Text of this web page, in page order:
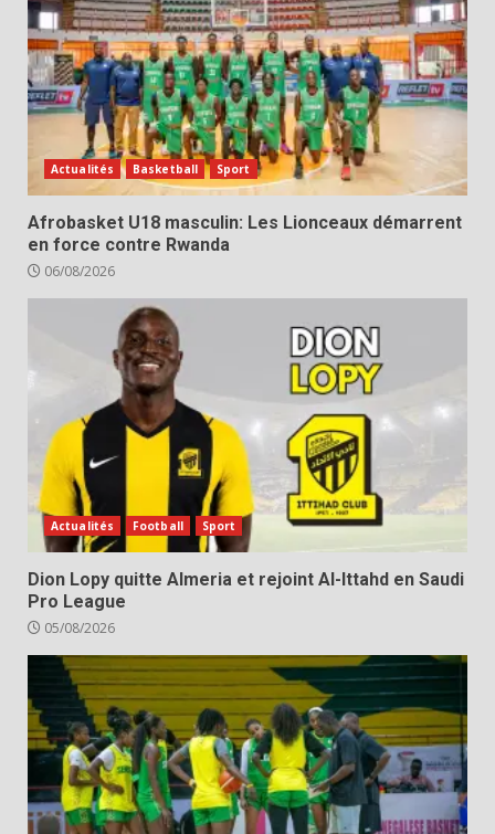
Actualités Basketball Sport
Afrobasket U18 masculin: Les Lionceaux démarrent
en force contre Rwanda
06/08/2026
Actualités Football Sport
Dion Lopy quitte Almeria et rejoint Al-Ittahd en Saudi
Pro League
05/08/2026